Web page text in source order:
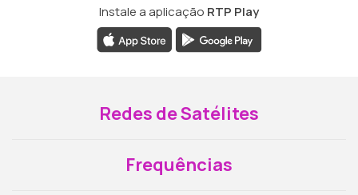
Instale a aplicação RTP Play
Redes de Satélites
Frequências